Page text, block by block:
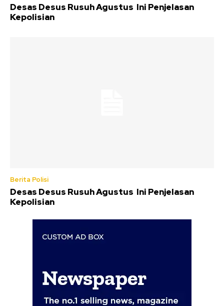
Desas Desus Rusuh Agustus Ini Penjelasan
Kepolisian
Berita Polisi
Desas Desus Rusuh Agustus Ini Penjelasan
Kepolisian